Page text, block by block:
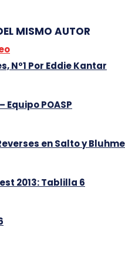
MISMO AUTOR
Nº1 Por Eddie Kantar
Equipo POASP
en Salto y
2013: Tablilla 6